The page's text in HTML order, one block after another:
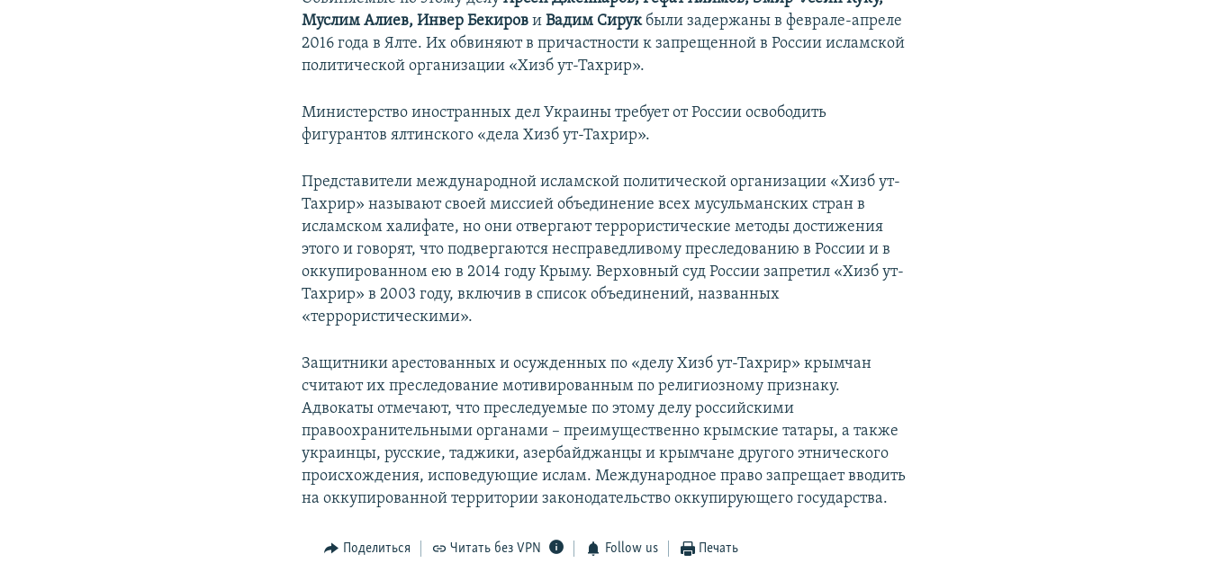
Муслим Алиев, Инвер Бекирови Вадим Сирукбыли задержаны в феврале-апреле
2016 года в Ялте. Их обвиняют в причастности к запрещенной в России исламской
политической организации «Хизб ут-Тахрир».
Министерство иностранных дел Украины требует от России освободить
фигурантов ялтинского «дела Хизб ут-Тахрир».
Представители международной исламской политической организации «Хизб ут-
Тахрир» называют своей миссией объединение всех мусульманских стран в
исламском халифате, но они отвергают террористические методы достижения
этого и говорят, что подвергаются несправедливому преследованию в России и в
оккупированном ею в 2014 году Крыму. Верховный суд России запретил «Хизб ут-
Тахрир» в 2003 году, включив в список объединений, названных
«террористическими».
Защитники арестованных и осужденных по «делу Хизб ут-Тахрир» крымчан
считают их преследование мотивированным по религиозному признаку.
Адвокаты отмечают, что преследуемые по этому делу российскими
правоохранительными органами – преимущественно крымские татары, а также
украинцы, русские, таджики, азербайджанцы и крымчане другого этнического
происхождения, исповедующие ислам. Международное право запрещает вводить
на оккупированной территории законодательство оккупирующего государства.​
Поделиться Читать без VPN Follow us Печать